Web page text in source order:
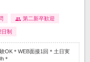
第二新卒歓迎
日制
OK＊WEB面接1回＊土日実
＊